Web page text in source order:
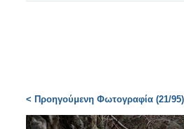
< Προηγούμενη Φωτογραφία (21/95)